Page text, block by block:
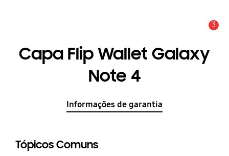
3
Capa Flip Wallet Galaxy
Note 4
Informações de garantia
Tópicos Comuns